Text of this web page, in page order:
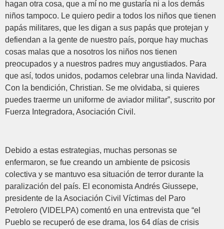
hagan otra cosa, que a mí no me gustaría ni a los demás
niños tampoco. Le quiero pedir a todos los niños que tienen
papás militares, que les digan a sus papás que protejan y
defiendan a la gente de nuestro país, porque hay muchas
cosas malas que a nosotros los niños nos tienen
preocupados y a nuestros padres muy angustiados. Para
que así, todos unidos, podamos celebrar una linda Navidad.
Con la bendición, Christian. Se me olvidaba, si quieres
puedes traerme un uniforme de aviador militar”, suscrito por
Fuerza Integradora, Asociación Civil.
Debido a estas estrategias, muchas personas se
enfermaron, se fue creando un ambiente de psicosis
colectiva y se mantuvo esa situación de terror durante la
paralización del país. El economista Andrés Giussepe,
presidente de la Asociación Civil Víctimas del Paro
Petrolero (VIDELPA) comentó en una entrevista que “el
Pueblo se recuperó de ese drama, los 64 días de crisis